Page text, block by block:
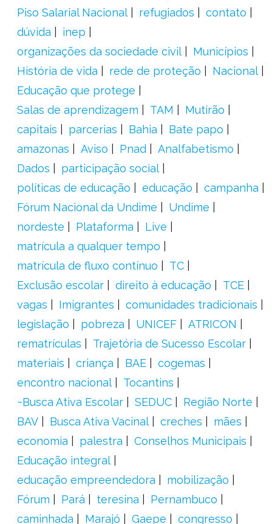
Piso Salarial Nacional
refugiados
contato
dúvida
inep
organizações da sociedade civil
Municípios
História de vida
rede de proteção
Nacional
Educação que protege
Salas de aprendizagem
TAM
Mutirão
capitais
parcerias Bahia
Bate papo
amazonas
Aviso Pnad
Analfabetismo
Dados
participação social
políticas de educação
educação
campanha
Fórum Nacional da Undime
Undime
nordeste
Plataforma
Live
matrícula a qualquer tempo
matrícula de fluxo contínuo
TC
Exclusão escolar
direito à educação
TCE
vagas
Imigrantes
comunidades tradicionais
legislação
pobreza UNICEF
ATRICON
rematrículas
Trajetória de Sucesso Escolar
materiais
criança BAE
cogemas
encontro nacional
Tocantins
~Busca Ativa Escolar
SEDUC
Região Norte
BAV
Busca Ativa Vacinal creches
mães
economia
palestra
Conselhos Municipais
Educação integral
educação empreendedora
mobilização
Fórum
Pará teresina
Pernambuco
caminhada
Marajó Gaepe congresso